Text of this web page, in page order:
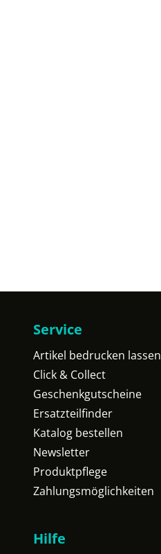
Service
Artikel bedrucken lassen
Click & Collect
Geschenkgutscheine
Ersatzteilfinder
Katalog bestellen
Newsletter
Produktpflege
Zahlungsmöglichkeiten
Hilfe